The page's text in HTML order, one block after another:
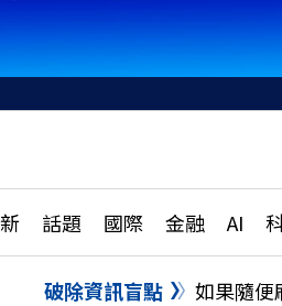
話題 國際 金融 AI
話題
國際
破除資訊盲點 如果隨便